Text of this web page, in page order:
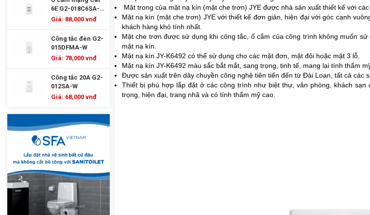
6E G2-018C6SA-
W
Giá: 88,000 vnđ
Công tắc đèn G2-
015DFMA-W
Giá: 78,000 vnđ
Công tắc 20A G2-
012SA-W
Giá: 68,000 vnđ
Mặt trong của mặt nạ kín (mặt che trơn) JYE được nhà sản xuất thiết kế với
Mặt nạ kín (mặt che trơn) JYE với thiết kế đơn giản, hiện đại với góc cạnh
khách hàng khó tính nhất.
Mặt che trơn được sử dụng khi công tắc, ổ cắm của công trình không muốn
mặt nạ kín.
Mặt nạ kín JY-K6492 có thể sử dụng cho các mặt đơn, mặt đôi hoặc mặt 3 lỗ.
Mặt nạ kín JY-K6492 màu sắc bắt mắt, sang trọng, tinh tế, mang lại tính thẩm
Được sản xuất trên dây chuyền công nghệ tiên tiến đến từ Đài Loan, tất cả các
Thiết bị phù hợp lắp đặt ở các công trình như biệt thự, văn phòng, khách
trọng, hiện đại, trang nhã và có tính thẩm mỹ cao.